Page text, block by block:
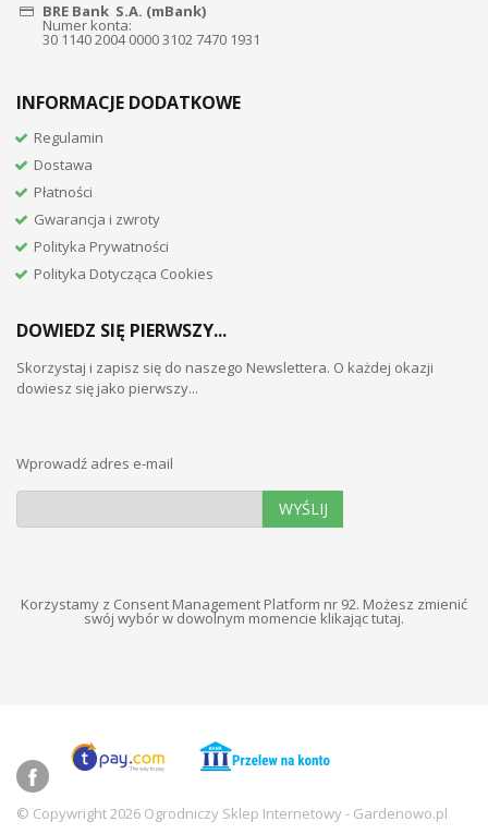
BRE Bank S.A. (mBank)
Numer konta:
30 1140 2004 0000 3102 7470 1931
INFORMACJE DODATKOWE
Regulamin
Dostawa
Płatności
Gwarancja i zwroty
Polityka Prywatności
Polityka Dotycząca Cookies
DOWIEDZ SIĘ PIERWSZY...
Skorzystaj i zapisz się do naszego Newslettera. O każdej okazji
dowiesz się jako pierwszy...
Wprowadź adres e-mail
WYŚLIJ
Korzystamy z Consent Management Platform nr 92. Możesz zmienić
swój wybór w dowolnym momencie klikając tutaj.
© Copywright 2026 Ogrodniczy Sklep Internetowy - Gardenowo.pl